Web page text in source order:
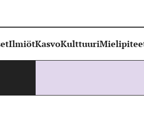
IlmiötKasvoKulttuuri